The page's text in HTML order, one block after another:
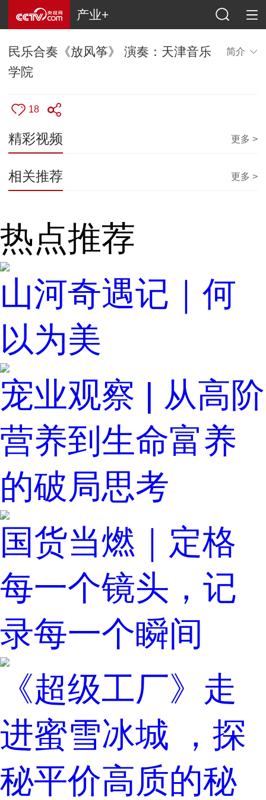
产业+
民乐合奏《放风筝》 演奏：天津音乐
学院
简介
18
精彩视频 更多 >
相关推荐 更多 >
热点推荐
山河奇遇记｜何
以为美
宠业观察 | 从高阶
营养到生命富养
的破局思考
国货当燃｜定格
每一个镜头，记
录每一个瞬间
《超级工厂》走
进蜜雪冰城 ，探
秘平价高质的秘